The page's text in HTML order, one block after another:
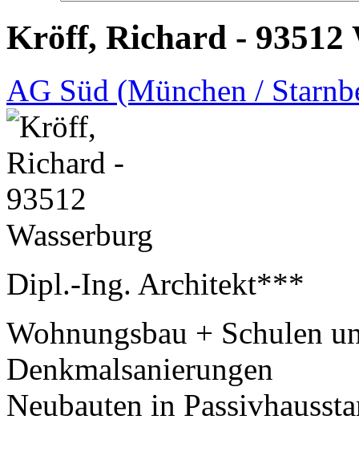
Kröff, Richard - 93512
AG Süd (München /
Dipl.-Ing. Architekt***
Wohnungsbau + Schulen
Denkmalsanierungen
Neubauten in